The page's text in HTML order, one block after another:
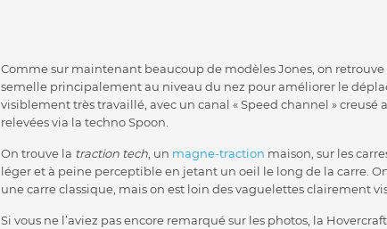
Comme sur maintenant beaucoup de modèles Jones, on
semelle principalement au niveau du nez pour améliorer le
visiblement très travaillé, avec un canal « Speed channel »
relevées via la techno Spoon.
On trouve la traction tech , un magne-traction maison, sur les
léger et à peine perceptible en jetant un oeil le long de la carre.
une carre classique, mais on est loin des vaguelettes clairement
Si vous ne l’aviez pas encore remarqué sur les photos, la